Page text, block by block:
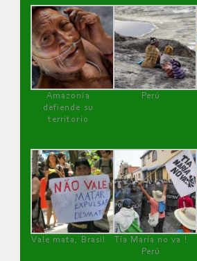
Amazonía
defiende su
territorio
Perú
Vale mata, Brasil
Tía María no va !
Perú